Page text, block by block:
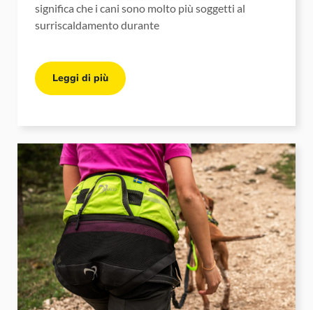
significa che i cani sono molto più soggetti al
surriscaldamento durante
Leggi di più